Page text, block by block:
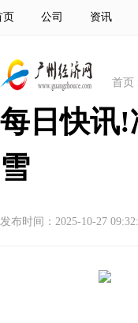
页 公司 资讯
首页
每日快讯!
雪
发布时间：2025-10-27